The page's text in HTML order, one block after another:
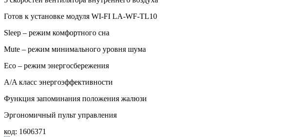
Готов к установке модуля WI-FI LA-WF-TL10
Sleep – режим комфортного сна
Mute – режим минимального уровня шума
Eco – режим энергосбережения
A/A класс энергоэффективности
Функция запоминания положения жалюзи
Эргономичный пульт управления
код: 1606371